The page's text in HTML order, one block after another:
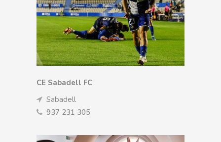
CE Sabadell FC
Sabadell
937 231 305